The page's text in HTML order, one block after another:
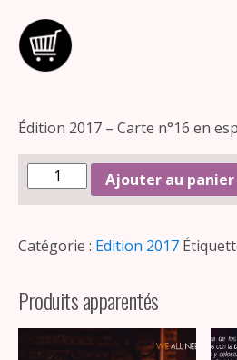
Édition 2017 – Carte n°16 en
Ajouter au panier
Catégorie : Edition 2017
Produits apparentés